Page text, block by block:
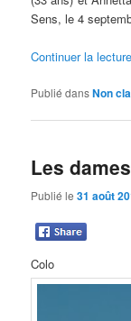
Sens, le 4
Continuer la lecture
Publié dansNon
Les
Publié le31 août
Colo